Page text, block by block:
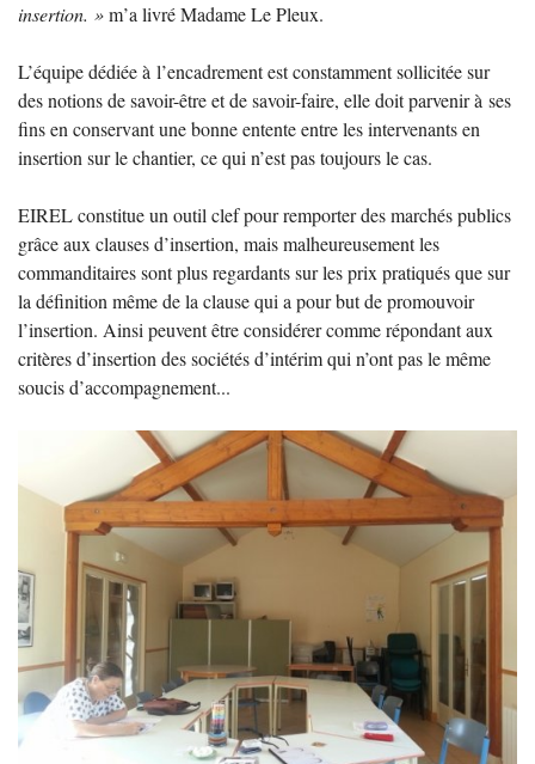
insertion. »m’a livré Madame Le Pleux.
L’équipe dédiée à l’encadrement est constamment sollicitée sur
des notions de savoir-être et de savoir-faire, elle doit parvenir à ses
fins en conservant une bonne entente entre les intervenants en
insertion sur le chantier, ce qui n’est pas toujours le cas.
EIRELconstitue un outil clef pour remporter des marchés publics
grâce aux clauses d’insertion, mais malheureusement les
commanditaires sont plus regardants sur les prix pratiqués que sur
la définition même de la clause qui a pour but de promouvoir
l’insertion. Ainsi peuvent être considérer comme répondant aux
critères d’insertion des sociétés d’intérim qui n’ont pas le même
soucis d’accompagnement...